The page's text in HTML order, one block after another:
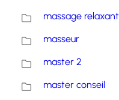
massage relaxant
masseur
master 2
master conseil